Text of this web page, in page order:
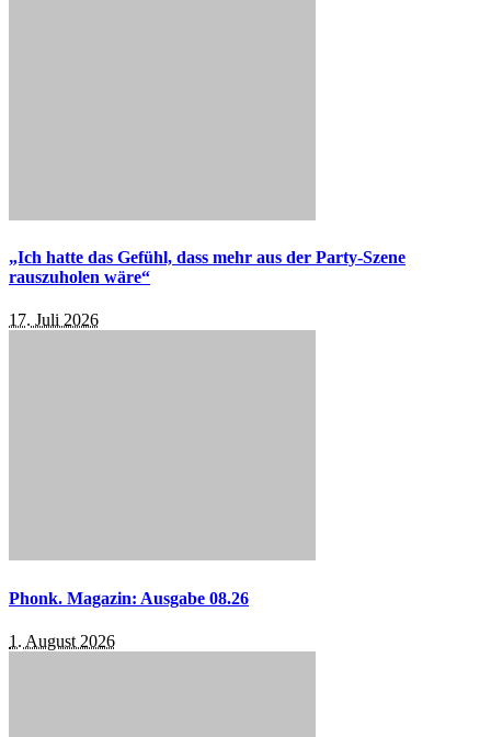
„Ich hatte das Gefühl, dass mehr aus der Party-Szene
rauszuholen wäre“
17. Juli 2026
Phonk. Magazin: Ausgabe 08.26
1. August 2026